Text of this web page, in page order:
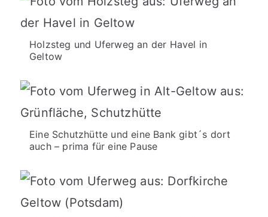
Holzsteg und Uferweg an der Havel in
Geltow
Eine Schutzhütte und eine Bank gibt´s dort
auch – prima für eine Pause